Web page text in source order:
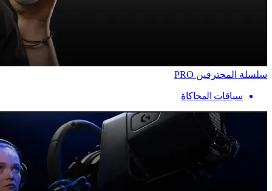
سلسلة المحترفين PRO
سباقات المحاكاة